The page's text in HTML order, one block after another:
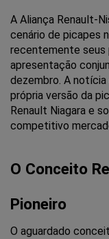
A Aliança Renault-
cenário de picapes
recentemente seus
apresentação
dezembro. A
própria versão da
Renault Niagara e
competitivo
O Conceito
Pioneiro
O aguardado